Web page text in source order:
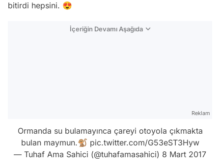
bitirdi hepsini. 😍
İçeriğin Devamı Aşağıda
Reklam
Ormanda su bulamayınca çareyi otoyola çıkmakta
bulan maymun.🐒 pic.twitter.com/G53eST3Hyw
— Tuhaf Ama Sahici (@tuhafamasahici) 8 Mart 2017